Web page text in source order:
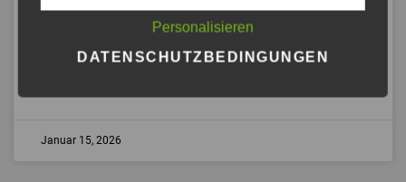
sich unbewusste Bremsen zeigen und legen Sie diese ganz
Januar 15, 2026
Personalisieren
DATENSCHUTZBEDINGUNGEN